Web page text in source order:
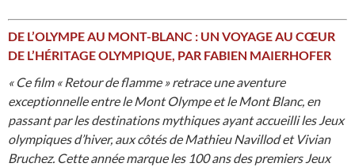
DE L’OLYMPE AU MONT-BLANC : UN VOYAGE AU CŒUR
DE L’HÉRITAGE OLYMPIQUE, PAR FABIEN MAIERHOFER
« Ce film « Retour de flamme » retrace une aventure
exceptionnelle entre le Mont Olympe et le Mont Blanc, en
passant par les destinations mythiques ayant accueilli les Jeux
olympiques d’hiver, aux côtés de Mathieu Navillod et Vivian
Bruchez. Cette année marque les 100 ans des premiers Jeux